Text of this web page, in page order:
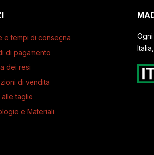
e tempi di consegna
di pagamento
dei resi
di vendita
alle taglie
e Materiali